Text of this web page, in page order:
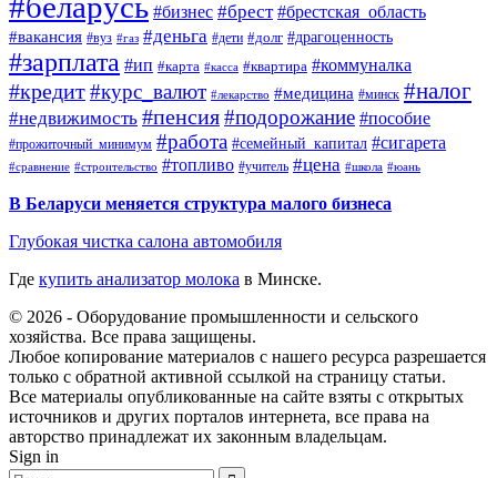
#бизнес #брест #брестская_область
#вакансия #вуз #газ #деньга #дети #долг #драгоценность
#зарплата #ип #карта #касса #квартира #коммуналка
#кредит#курс_валют #лекарство #медицина #минск #налог
#недвижимость #пенсия#подорожание #пособие
#прожиточный_минимум #работа #семейный_капитал #сигарета
#сравнение #строительство #топливо #учитель #цена #школа #юань
В Беларуси меняется структура малого бизнеса
Глубокая чистка салона автомобиля
Где купить анализатор молока в Минске.
© 2026 - Оборудование промышленности и сельского
хозяйства. Все права защищены.
Любое копирование материалов с нашего ресурса разрешается
только с обратной активной ссылкой на страницу статьи.
Все материалы опубликованные на сайте взяты с открытых
источников и других порталов интернета, все права на
авторство принадлежат их законным владельцам.
Sign in